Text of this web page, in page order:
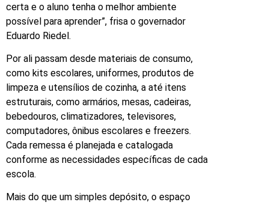
certa e o aluno tenha o melhor ambiente
possível para aprender”, frisa o governador
Eduardo Riedel.
Por ali passam desde materiais de consumo,
como kits escolares, uniformes, produtos de
limpeza e utensílios de cozinha, a até itens
estruturais, como armários, mesas, cadeiras,
bebedouros, climatizadores, televisores,
computadores, ônibus escolares e freezers.
Cada remessa é planejada e catalogada
conforme as necessidades específicas de cada
escola.
Mais do que um simples depósito, o espaço